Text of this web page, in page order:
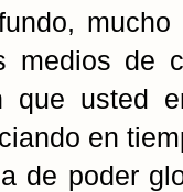
medios de
que usted
en
de poder